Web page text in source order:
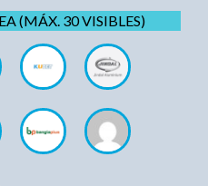
(MÁX. 30 VISIBLES)